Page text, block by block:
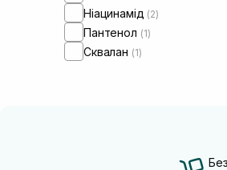
мікробіомом
Ніацинамід (2)
Пантенол (1)
Сквалан (1)